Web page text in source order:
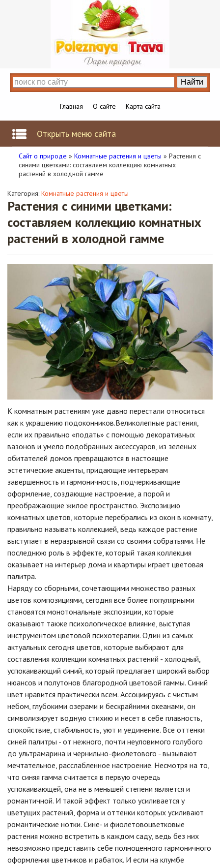
Главная О сайте Карта сайта
Открыть меню сайта
Сайт о природе » Комнатные растения и цветы » Растения с
синими цветками: составляем коллекцию комнатных
растений в холодной гамме
Категория: Комнатные растения и цветы
Растения с синими цветками:
составляем коллекцию комнатных
растений в холодной гамме
К комнатным растениям уже давно перестали относиться
как к украшению подоконников.Великолепные растения,
если их правильно «подать» с помощью декоративных
вазонов и умело подобранных аксессуаров, из зеленых
обитателей домов превращаются в настоящие
эстетические акценты, придающие интерьерам
завершенность и гармоничность, подчеркивающие
оформление, создающие настроение, а порой и
преображающие жилое пространство. Экспозицию
комнатных цветов, которые перебрались из окон в комнату,
правильно называть коллекцией, ведь каждое растение
выступает в неразрывной связи со своими собратьями. Не
последнюю роль в эффекте, который такая коллекция
оказывает на интерьер дома и квартиры играет цветовая
палитра.
Наряду со сборными, сочетающими множество разных
цветов композициями, сегодня все более популярными
становятся монотональные экспозиции, которые
оказывают также психологическое влияние, выступая
инструментом цветовой психотерапии. Один из самых
актуальных сегодня цветов, которые выбирают для
составления коллекции комнатных растений - холодный,
успокаивающий синий, который предлагает широкий выбор
нюансов и полутонов благородной цветовой гаммы. Синий
цвет нравится практически всем. Ассоциируясь с чистым
небом, глубокими озерами и бескрайними океанами, он
символизирует водную стихию и несет в себе плавность,
спокойствие, стабильность, уют и уединение. Все оттенки
синей палитры - от нежного, почти неуловимого голубого
до ультрамарина и чернильно-фиолетового - вызывают
мечтательное, расслабленное настроение. Несмотря на то,
что синяя гамма считается в первую очередь
успокаивающей, она не в меньшей степени является и
романтичной. И такой эффект только усиливается у
цветущих растений, форма и оттенки которых усиливают
романтические нотки. Сине- и фиолетовоцветковые
растения можно встретить в каждом саду, ведь без них
невозможно представить себе полноценного гармоничного
оформления цветников и рабаток. И если на клумбе